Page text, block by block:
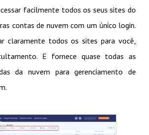
facilmente todos os seus sites do
contas de nuvem com um único login.
claramente todos os sites para você,
E fornece quase todas as
da nuvem para gerenciamento de